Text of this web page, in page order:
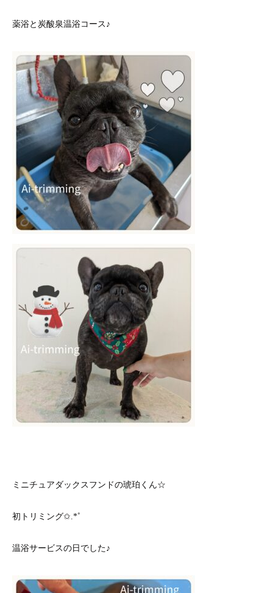
薬浴と炭酸泉温浴コース♪
ミニチュアダックスフンドの琥珀くん☆
初トリミング✩.*˚
温浴サービスの日でした♪